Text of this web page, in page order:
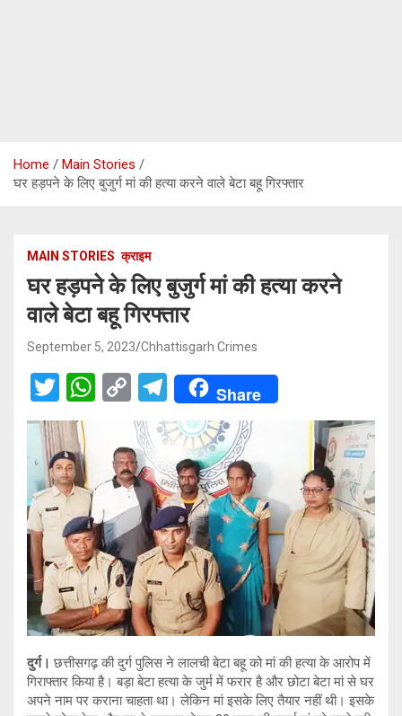
Home
Main Stories
घर हड़पने के लिए बुजुर्ग मां की हत्या करने वाले बेटा बहू गिरफ्तार
MAIN STORIES क्राइम
घर हड़पने के लिए बुजुर्ग मां की हत्या करने
वाले बेटा बहू गिरफ्तार
September 5, 2023 Chhattisgarh Crimes
T
wi
tt
er
W
at
s
A
p
p
C
o
py
Li
n
k
T
el
e
gr
a
m
Share
दुर्ग।छत्तीसगढ़ की दुर्ग पुलिस ने लालची बेटा बहू को मां की हत्या के आरोप में
गिराफ्तार किया है। बड़ा बेटा हत्या के जुर्म में फरार है और छोटा बेटा मां से घर
अपने नाम पर कराना चाहता था। लेकिन मां इसके लिए तैयार नहीं थी। इसके